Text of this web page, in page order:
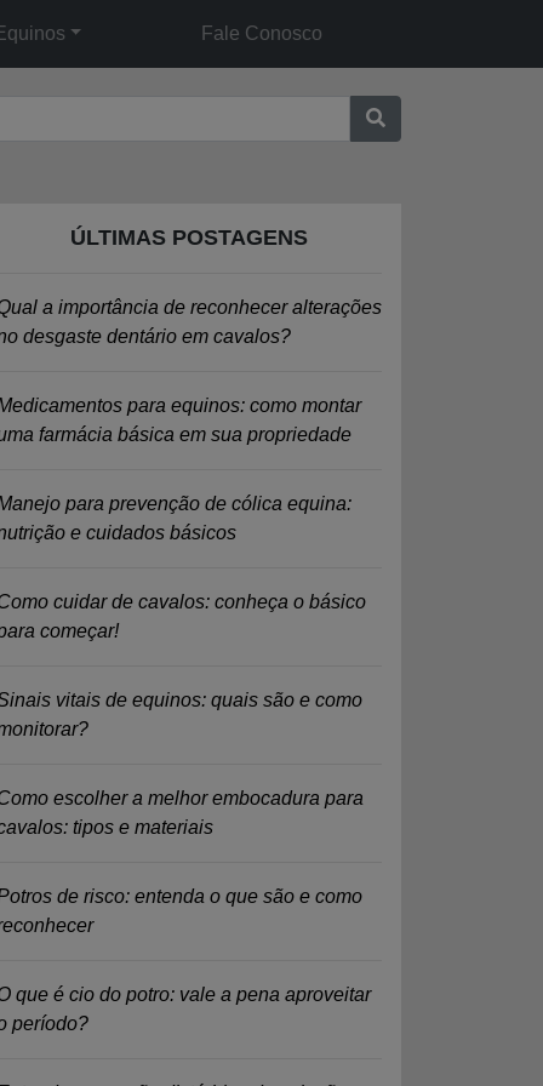
Fale Conosco
ÚLTIMAS POSTAGENS
a importância de reconhecer alterações
desgaste dentário em cavalos?
para equinos: como montar
farmácia básica em sua propriedade
para prevenção de cólica equina:
e cuidados básicos
cuidar de cavalos: conheça o básico
começar!
vitais de equinos: quais são e como
escolher a melhor embocadura para
tipos e materiais
de risco: entenda o que são e como
que é cio do potro: vale a pena aproveitar
período?